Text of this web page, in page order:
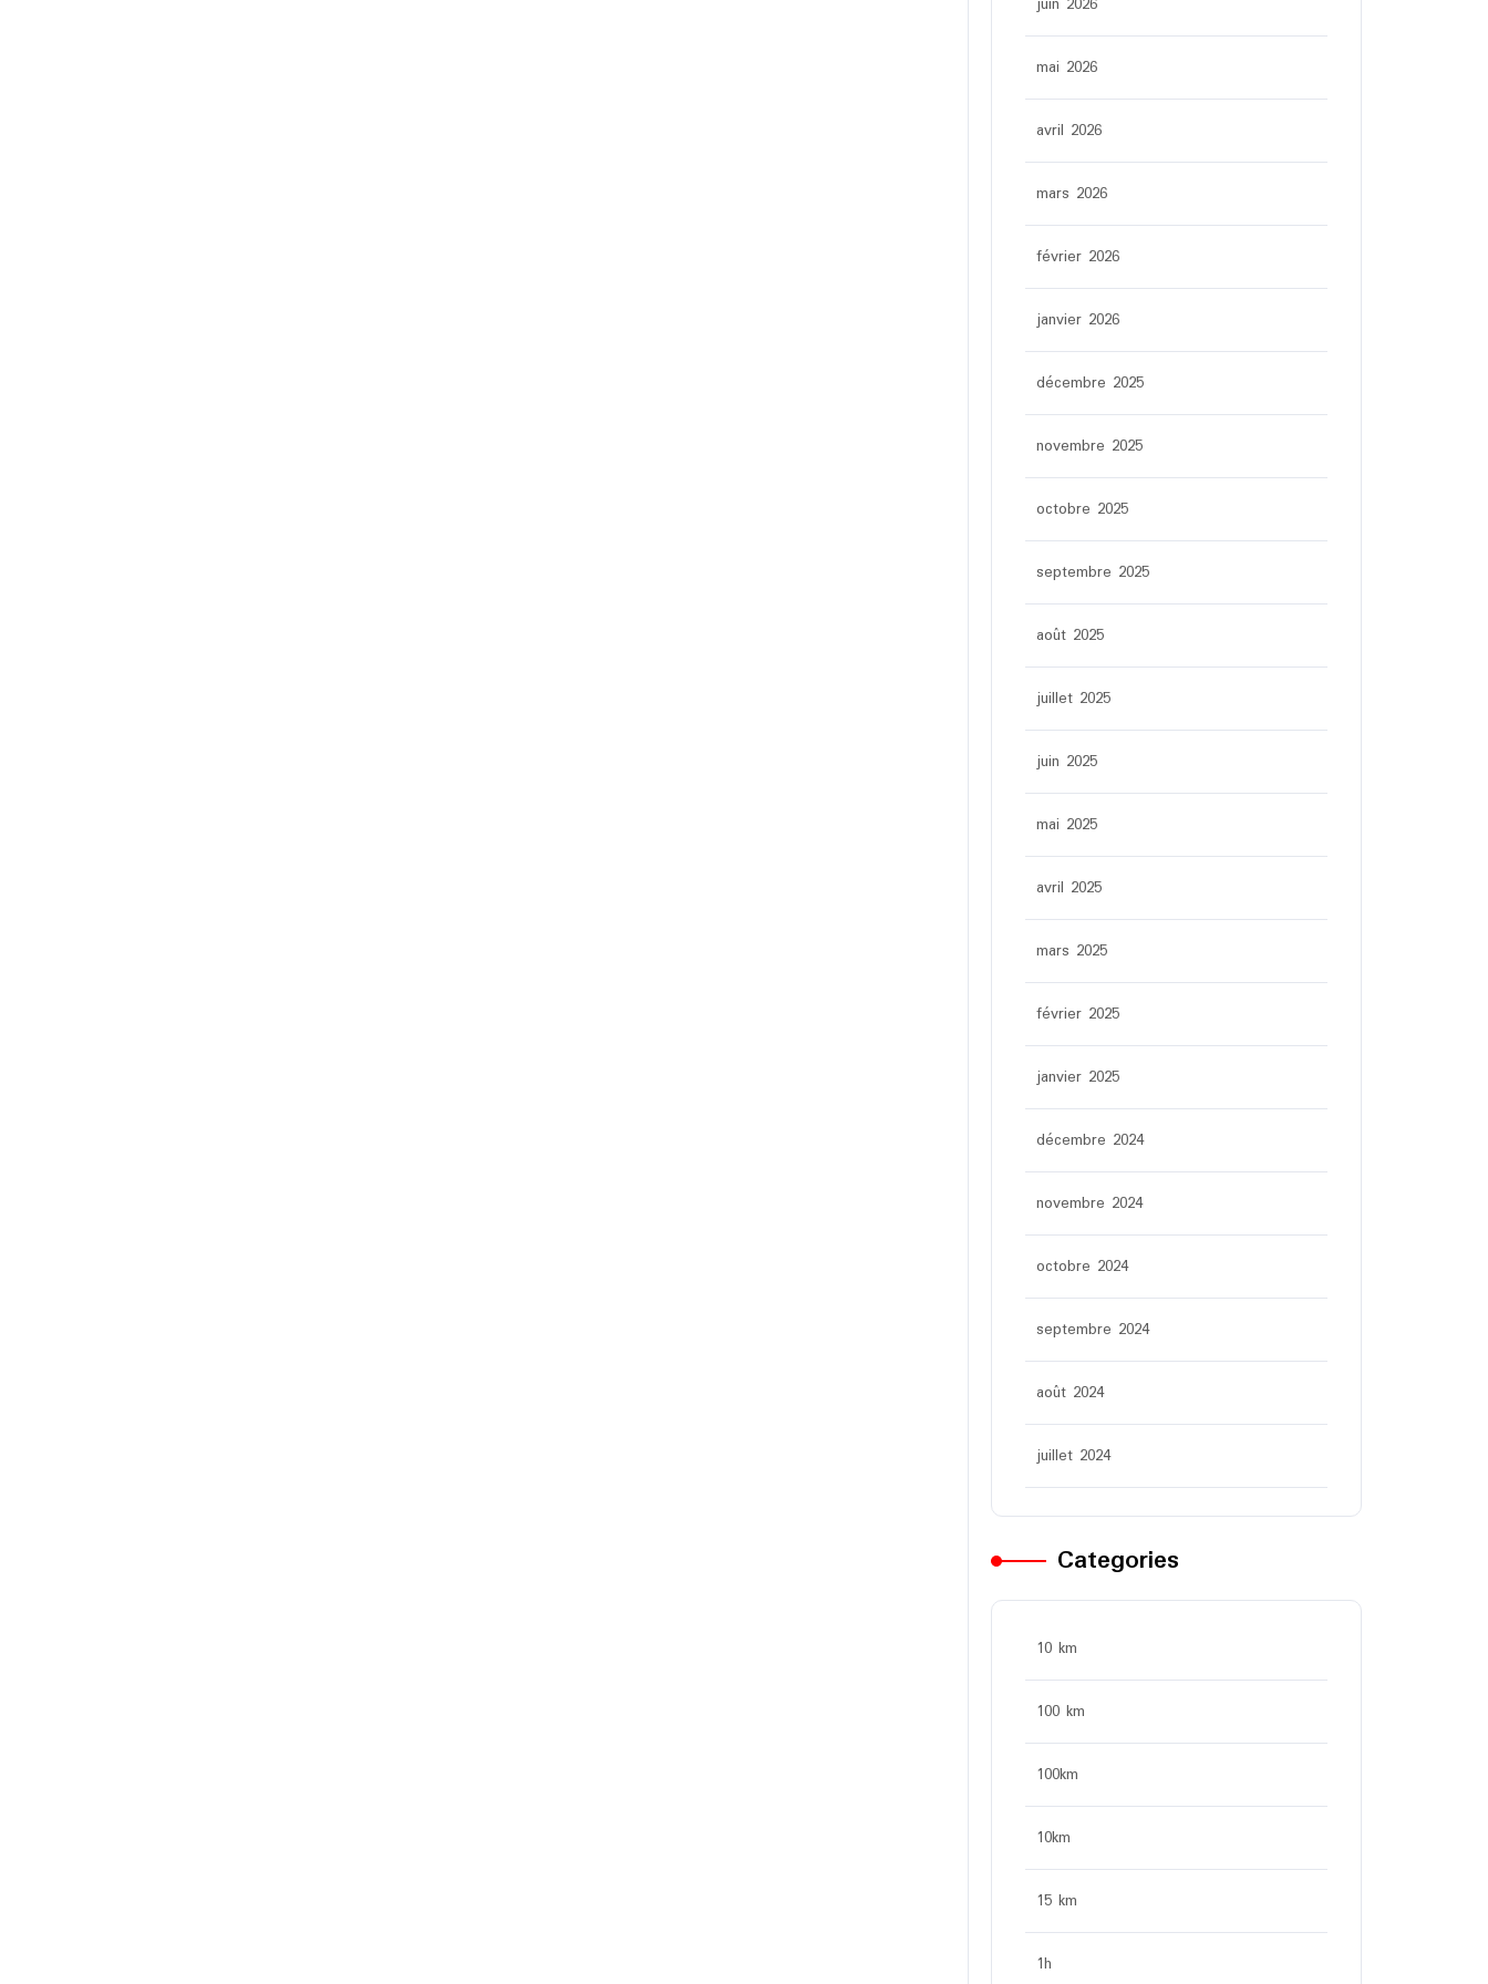
mai 2026
avril 2026
mars 2026
février 2026
janvier 2026
décembre 2025
novembre 2025
octobre 2025
septembre 2025
août 2025
juillet 2025
juin 2025
mai 2025
avril 2025
mars 2025
février 2025
janvier 2025
décembre 2024
novembre 2024
octobre 2024
septembre 2024
août 2024
juillet 2024
Categories
10 km
100 km
100km
10km
15 km
1h